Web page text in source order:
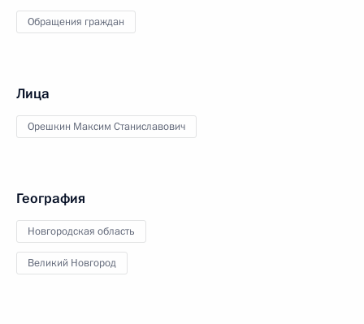
Обращения граждан
Лица
Орешкин Максим Станиславович
География
Новгородская область
Великий Новгород